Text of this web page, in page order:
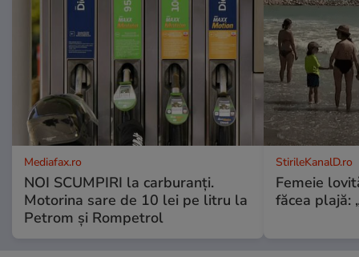
Mediafax.ro
NOI SCUMPIRI la carburanți.
Motorina sare de 10 lei pe litru la
Petrom și Rompetrol
StirileKanalD.ro
Femeie
făcea plajă: